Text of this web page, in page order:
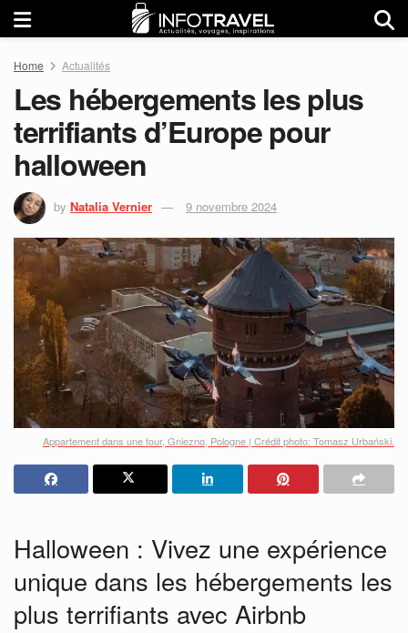
Home Actualités
Les hébergements les plus
terrifiants d’Europe pour
halloween
by Natalia Vernier 9 novembre 2024
Appartement dans une tour, Gniezno, Pologne | Crédit photo: Tomasz Urbański.
Halloween : Vivez une expérience
unique dans les hébergements les
plus terrifiants avec Airbnb